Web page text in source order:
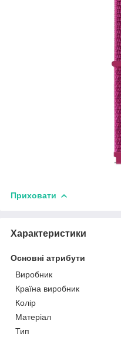
Приховати
Характеристики
Основні атрибути
Виробник
Країна виробник
Колір
Матеріал
Тип